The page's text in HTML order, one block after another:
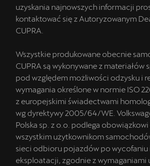
uzyskania najnowszych informacji
kontaktować się z Autoryzowanym
CUPRA.
Wszystkie produkowane obecnie
CUPRA są wykonywane z materiałów
pod względem możliwości odzysku i
wymagania określone w normie ISO
z europejskimi świadectwami
wg dyrektywy 2005/64/WE.
Polska sp. z o.o. podlega
wszystkim użytkownikom
sieci odbioru pojazdów po wycofaniu
eksploatacji, zgodnie z wymaganiami